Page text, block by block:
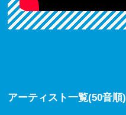
アーティスト一覧(50音順)